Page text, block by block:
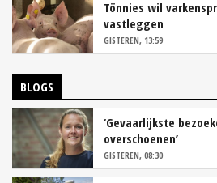
Tönnies wil
vastleggen
GISTEREN, 13:59
BLOGS
‘Gevaarlijkste
overschoenen’
GISTEREN, 08:30